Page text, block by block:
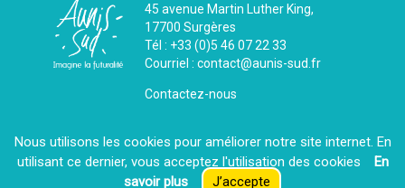
45 avenue Martin Luther King,
17700 Surgères
Tél : +33 (0)5 46 07 22 33
Courriel : contact@aunis-sud.fr
Contactez-nous
La CdC recrute
Nous utilisons les cookies pour améliorer notre site internet. En
utilisant ce dernier, vous acceptez l′utilisation des cookies
En
savoir plus
J’accepte